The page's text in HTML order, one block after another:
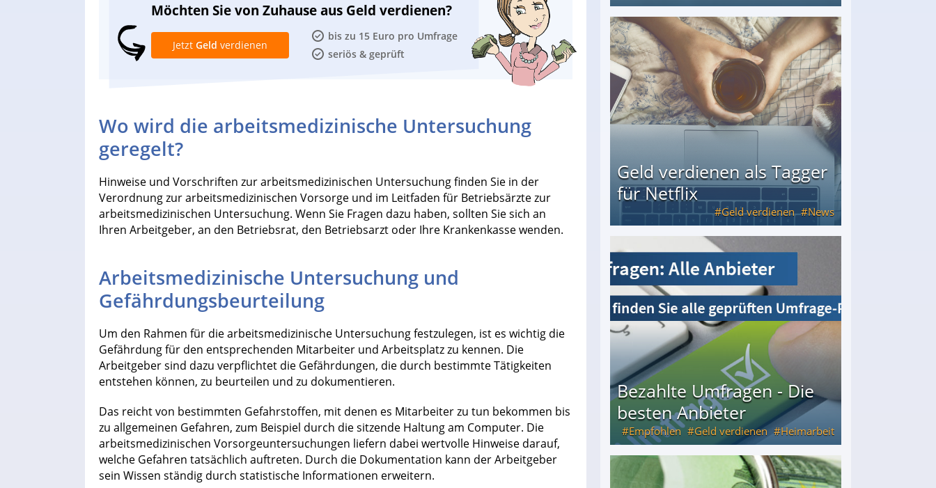
Möchten Sie von Zuhause aus Geld verdienen?
bis zu 15 Euro pro Umfrage
seriös & geprüft
Jetzt Geld verdienen
Wo wird die arbeitsmedizinische Untersuchung
geregelt?
Hinweise und Vorschriften zur arbeitsmedizinischen Untersuchung finden Sie in der
Verordnung zur arbeitsmedizinischen Vorsorge und im Leitfaden für Betriebsärzte zur
arbeitsmedizinischen Untersuchung. Wenn Sie Fragen dazu haben, sollten Sie sich an
Ihren Arbeitgeber, an den Betriebsrat, den Betriebsarzt oder Ihre Krankenkasse wenden.
Arbeitsmedizinische Untersuchung und
Gefährdungsbeurteilung
Um den Rahmen für die arbeitsmedizinische Untersuchung festzulegen, ist es wichtig die
Gefährdung für den entsprechenden Mitarbeiter und Arbeitsplatz zu kennen. Die
Arbeitgeber sind dazu verpflichtet die Gefährdungen, die durch bestimmte Tätigkeiten
entstehen können, zu beurteilen und zu dokumentieren.
Das reicht von bestimmten Gefahrstoffen, mit denen es Mitarbeiter zu tun bekommen bis
zu allgemeinen Gefahren, zum Beispiel durch die sitzende Haltung am Computer. Die
arbeitsmedizinischen Vorsorgeuntersuchungen liefern dabei wertvolle Hinweise darauf,
welche Gefahren tatsächlich auftreten. Durch die Dokumentation kann der Arbeitgeber
sein Wissen ständig durch statistische Informationen erweitern.
Heimarbeit ohne PC: Die besten Heimarbeiten
Geld verdienen als Tagger
für Netflix
Geld verdienen News
Bezahlte Umfragen - Die
besten Anbieter
Empfohlen Geld verdienen Heimarbeit
Bezahlte Umfragen - Die besten Anbieter